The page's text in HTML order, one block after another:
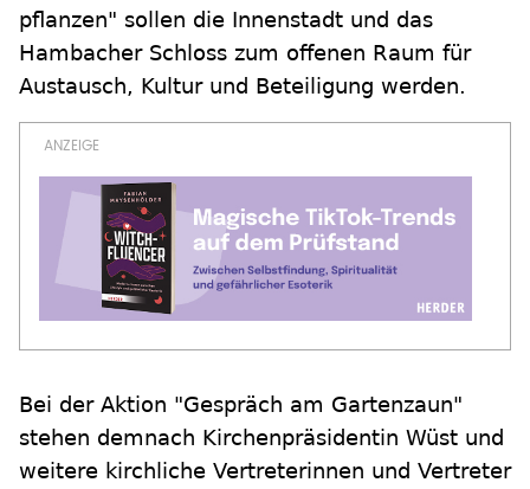
pflanzen" sollen die Innenstadt und das
Hambacher Schloss zum offenen Raum für
Austausch, Kultur und Beteiligung werden.
Bei der Aktion "Gespräch am Gartenzaun"
stehen demnach Kirchenpräsidentin Wüst und
weitere kirchliche Vertreterinnen und Vertreter